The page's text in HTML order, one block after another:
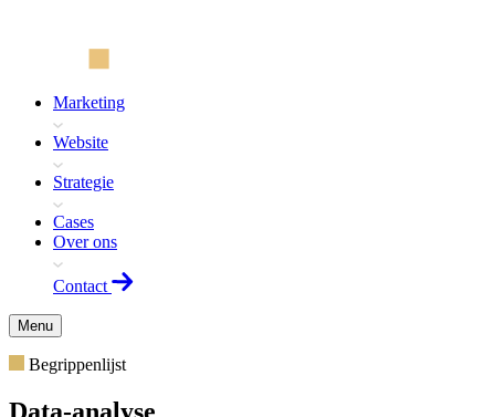
Marketing
Website
Strategie
Cases
Over ons
Contact
Menu
Begrippenlijst